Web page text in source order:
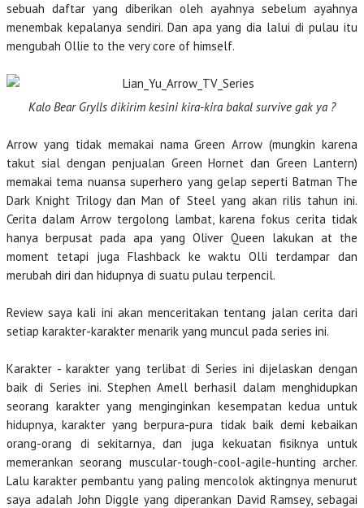
sebuah daftar yang diberikan oleh ayahnya sebelum ayahnya
menembak kepalanya sendiri. Dan apa yang dia lalui di pulau itu
mengubah Ollie to the very core of himself.
Kalo Bear Grylls dikirim kesini kira-kira bakal survive gak ya ?
Arrow yang tidak memakai nama Green Arrow (mungkin karena
takut sial dengan penjualan Green Hornet dan Green Lantern)
memakai tema nuansa superhero yang gelap seperti Batman The
Dark Knight Trilogy dan Man of Steel yang akan rilis tahun ini.
Cerita dalam Arrow tergolong lambat, karena fokus cerita tidak
hanya berpusat pada apa yang Oliver Queen lakukan at the
moment tetapi juga Flashback ke waktu Olli terdampar dan
merubah diri dan hidupnya di suatu pulau terpencil.
Review saya kali ini akan menceritakan tentang jalan cerita dari
setiap karakter-karakter menarik yang muncul pada series ini.
Karakter - karakter yang terlibat di Series ini dijelaskan dengan
baik di Series ini. Stephen Amell berhasil dalam menghidupkan
seorang karakter yang menginginkan kesempatan kedua untuk
hidupnya, karakter yang berpura-pura tidak baik demi kebaikan
orang-orang di sekitarnya, dan juga kekuatan fisiknya untuk
memerankan seorang muscular-tough-cool-agile-hunting archer.
Lalu karakter pembantu yang paling mencolok aktingnya menurut
saya adalah John Diggle yang diperankan David Ramsey, sebagai